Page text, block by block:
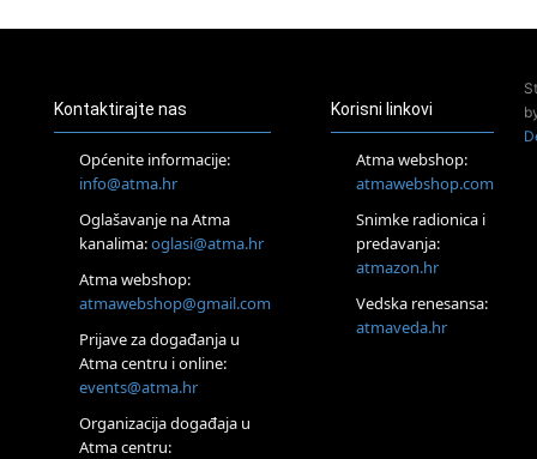
Pjesma srca / Zagreb
Tečaj Višeg Vodstva, razvijanja intuicije i Akaša zapisa
Online
Upisi u program Profesionalni hipnoterapeut — nova
Online
Postanite Nositelj Vibracije Nove Zemlje
Visoko
Alemka Dauskardt – Jednodnevna radionica sistemskih
konstelacija
Kontaktirajte nas
Općenite informacije:
info@atma.hr
Oglašavanje na Atma
kanalima:oglasi@atma.hr
Atma webshop:
atmawebshop@gmail.com
Prijave za događanja u
Atma centru i online:
events@atma.hr
Organizacija događaja u
Atma centru:
Korisni linkovi
Atma webshop:
atmawebshop.com
Snimke radionica i
predavanja:
atmazon.hr
Vedska renesansa:
atmaveda.hr